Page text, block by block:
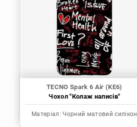
TECNO Spark 6 Air (KE6)
Чохол "Колаж написів"
Матеріал: Чорний матовий силікон